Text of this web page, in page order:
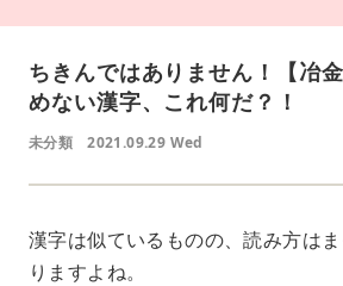
ちきんではありません！【冶
めない漢字、これ何だ？！
未分類 2021.09.29 Wed
漢字は似ているものの、読み方は
りますよね。